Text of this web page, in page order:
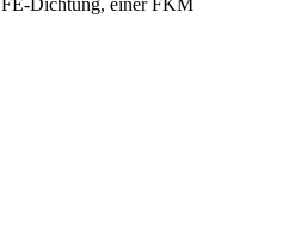
Dichtung, einer FKM